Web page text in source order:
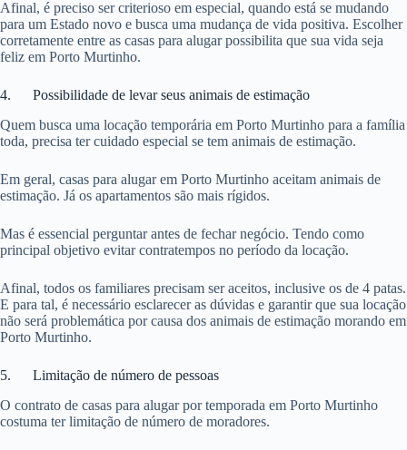
Afinal, é preciso ser criterioso em especial, quando está se mudando
para um Estado novo e busca uma mudança de vida positiva. Escolher
corretamente entre as casas para alugar possibilita que sua vida seja
feliz em Porto Murtinho.
4. Possibilidade de levar seus animais de estimação
Quem busca uma locação temporária em Porto Murtinho para a família
toda, precisa ter cuidado especial se tem animais de estimação.
Em geral, casas para alugar em Porto Murtinho aceitam animais de
estimação. Já os apartamentos são mais rígidos.
Mas é essencial perguntar antes de fechar negócio. Tendo como
principal objetivo evitar contratempos no período da locação.
Afinal, todos os familiares precisam ser aceitos, inclusive os de 4 patas.
E para tal, é necessário esclarecer as dúvidas e garantir que sua locação
não será problemática por causa dos animais de estimação morando em
Porto Murtinho.
5. Limitação de número de pessoas
O contrato de casas para alugar por temporada em Porto Murtinho
costuma ter limitação de número de moradores.